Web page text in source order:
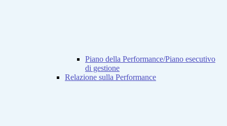
Piano della Performance/Piano esecutivo
di gestione
Relazione sulla Performance